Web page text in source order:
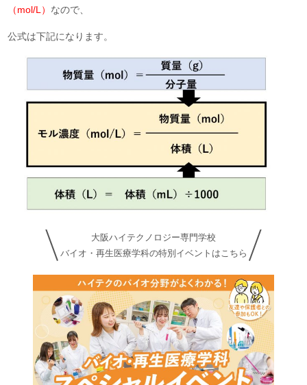
（mol/L） なので、
公式は下記になります。
大阪ハイテクノロジー専門学校
バイオ・再生医療学科の特別イベントはこちら